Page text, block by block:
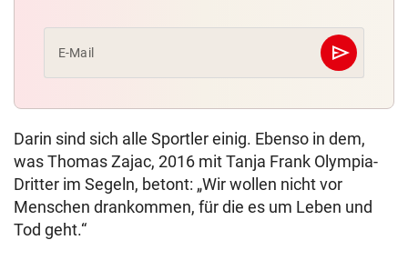
E-Mail send
Abschicken
Darin sind sich alle Sportler einig. Ebenso in dem,
was Thomas Zajac, 2016 mit Tanja Frank Olympia-
Dritter im Segeln, betont: „Wir wollen nicht vor
Menschen drankommen, für die es um Leben und
Tod geht.“